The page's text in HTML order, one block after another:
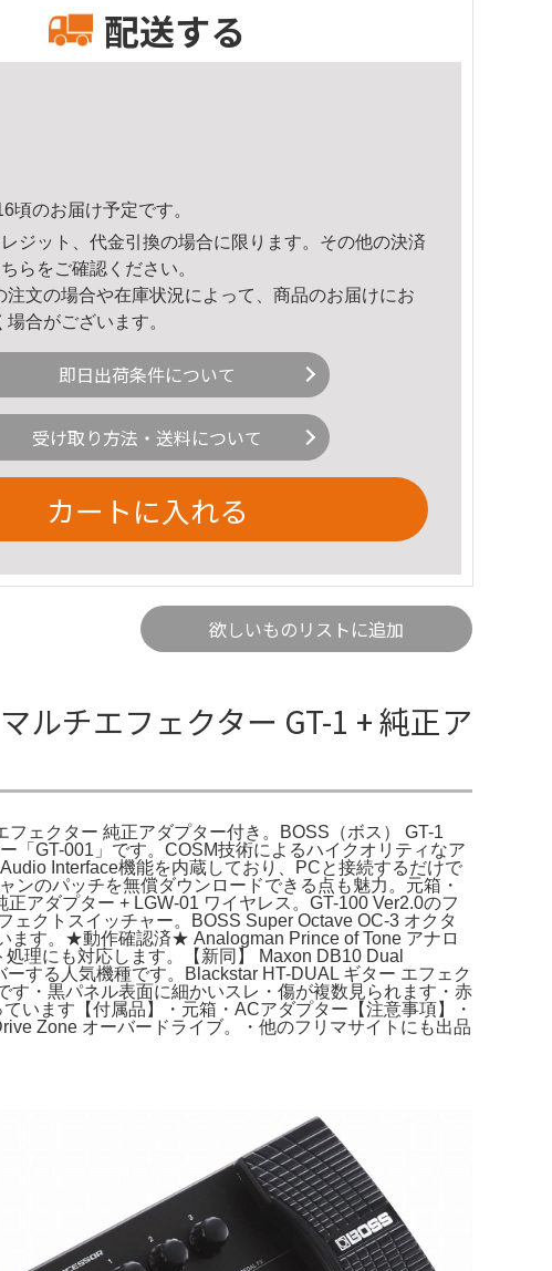
配送する
頃のお届け予定です。
ジット、代金引換の場合に限ります。その他の決済
ら をご確認ください。
文の場合や在庫状況によって、商品のお届けにお
合がございます。
即日出荷条件について
受け取り方法・送料について
カートに入れる
欲しいものリストに追加
ルチエフェクター GT-1 + 純正ア
ェクター 純正アダプター付き。BOSS（ボス） GT-1
「GT-001」です。COSM技術によるハイクオリティなア
Interface機能を内蔵しており、PCと接続するだけで
のパッチを無償ダウンロードできる点も魅力。元箱・
アダプター + LGW-01 ワイヤレス。GT-100 Ver2.0のフ
クトスイッチャー。BOSS Super Octave OC-3 オクタ
ます。★動作確認済★ Analogman Prince of Tone アナロ
理にも対応します。【新同】 Maxon DB10 Dual
する人気機種です。Blackstar HT-DUAL ギター エフェク
・黒パネル表面に細かいスレ・傷が複数見られます・赤
います【付属品】・元箱・ACアダプター【注意事項】・
Zone オーバードライブ。・他のフリマサイトにも出品